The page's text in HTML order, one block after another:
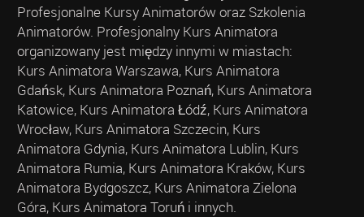
Profesjonalne Kursy Animatorów oraz Szkolenia
Animatorów. Profesjonalny Kurs Animatora
organizowany jest między innymi w miastach:
Kurs Animatora Warszawa, Kurs Animatora
Gdańsk, Kurs Animatora Poznań, Kurs Animatora
Katowice, Kurs Animatora Łódź, Kurs Animatora
Wrocław, Kurs Animatora Szczecin, Kurs
Animatora Gdynia, Kurs Animatora Lublin, Kurs
Animatora Rumia, Kurs Animatora Kraków, Kurs
Animatora Bydgoszcz, Kurs Animatora Zielona
Góra, Kurs Animatora Toruń i innych.